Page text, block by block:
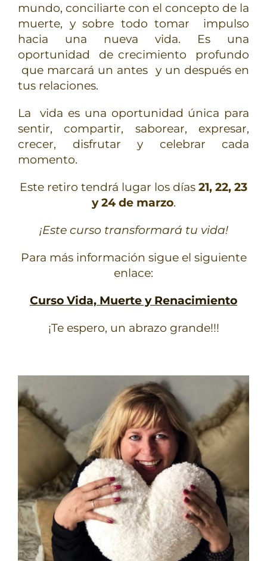
mundo, conciliarte con el concepto de la
muerte, y sobre todo tomar impulso
hacia una nueva vida. Es una
oportunidad de crecimiento profundo
que marcará un antes y un después en
tus relaciones.
La vida es una oportunidad única para
sentir, compartir, saborear, expresar,
crecer, disfrutar y celebrar cada
momento.
Este retiro tendrá lugar los días 21, 22, 23
y 24 de marzo.
¡Este curso transformará tu vida!
Para más información sigue el siguiente
enlace:
Curso Vida, Muerte y Renacimiento
¡Te espero, un abrazo grande!!!